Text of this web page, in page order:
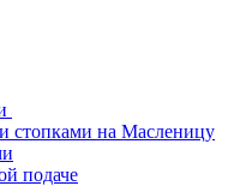
стопками на Масленицу
подаче